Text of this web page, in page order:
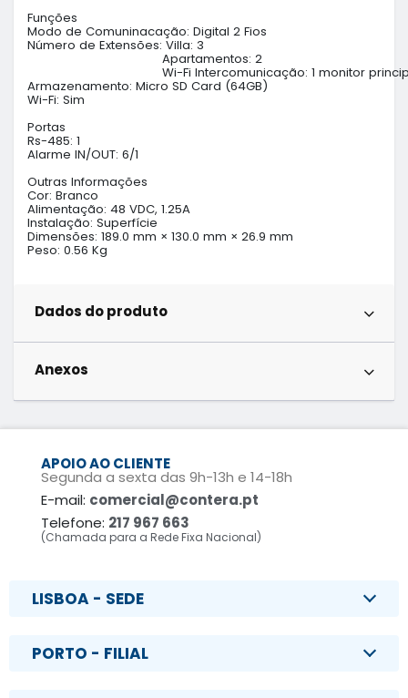
Funções
Modo de Comuninacação: Digital 2 Fios
Número de Extensões: Villa: 3
                                     Apartamentos: 2
Wi-Fi Intercomunicação: 1 monitor
Armazenamento: Micro SD Card (64GB)
Wi-Fi: Sim
Portas
Rs-485: 1
Alarme IN/OUT: 6/1
Outras Informações
Cor: Branco
Alimentação: 48 VDC, 1.25A
Instalação: Superfície
Dimensões: 189.0 mm × 130.0 mm × 26.9 mm
Peso: 0.56 Kg
Dados do produto
Anexos
APOIO AO CLIENTE
Segunda a sexta das 9h-13h e 14-18h
E-mail: comercial@contera.pt
Telefone: 217 967 663
(Chamada para a Rede Fixa Nacional)
LISBOA - SEDE
PORTO - FILIAL